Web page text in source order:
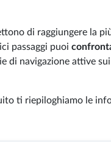
di raggiungere la
passaggi puoi
di navigazione attive
ti riepiloghiamo le